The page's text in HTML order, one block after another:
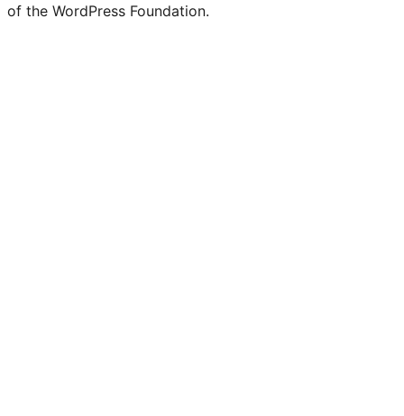
of the WordPress Foundation.